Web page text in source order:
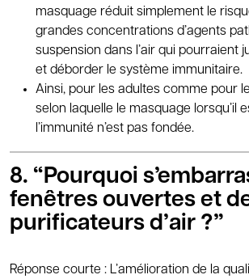
masquage réduit simplement le
grandes concentrations d’agents
suspension dans l’air qui pourraient
et déborder le système immunitaire.
Ainsi, pour les adultes comme pour
selon laquelle le masquage lorsqu’il
l’immunité n’est pas fondée.
8. “Pourquoi
fenêtres ouvertes et
purificateurs d’air ?”
Réponse courte : L’amélioration de la